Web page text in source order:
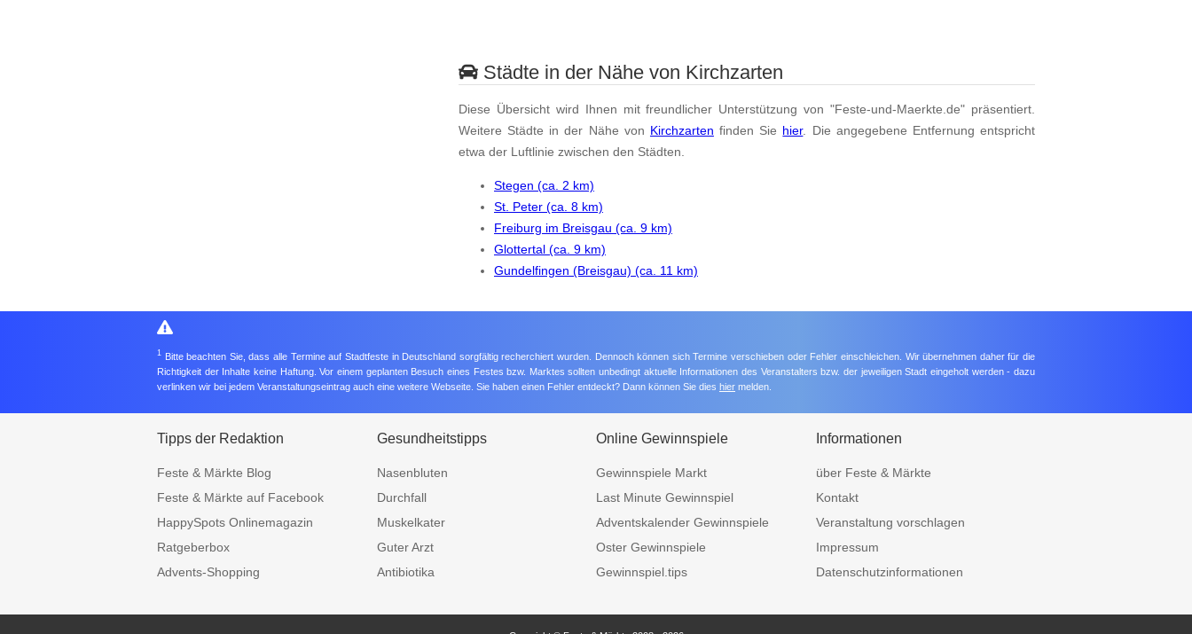
Städte in der Nähe von Kirchzarten
Diese Übersicht wird Ihnen mit freundlicher Unterstützung von "Feste-und-Maerkte.de" präsentiert.
Weitere Städte in der Nähe von Kirchzarten finden Sie hier. Die angegebene Entfernung entspricht
etwa der Luftlinie zwischen den Städten.
Stegen (ca. 2 km)
St. Peter (ca. 8 km)
Freiburg im Breisgau (ca. 9 km)
Glottertal (ca. 9 km)
Gundelfingen (Breisgau) (ca. 11 km)
1 Bitte beachten Sie, dass alle Termine auf Stadtfeste in Deutschland sorgfältig recherchiert wurden. Dennoch können sich Termine verschieben oder Fehler einschleichen. Wir übernehmen daher für die
Richtigkeit der Inhalte keine Haftung. Vor einem geplanten Besuch eines Festes bzw. Marktes sollten unbedingt aktuelle Informationen des Veranstalters bzw. der jeweiligen Stadt eingeholt werden - dazu
verlinken wir bei jedem Veranstaltungseintrag auch eine weitere Webseite. Sie haben einen Fehler entdeckt? Dann können Sie dies hier melden.
Tipps der Redaktion
Feste & Märkte Blog
Feste & Märkte auf Facebook
HappySpots Onlinemagazin
Ratgeberbox
Advents-Shopping
Gesundheitstipps
Nasenbluten
Durchfall
Muskelkater
Guter Arzt
Antibiotika
Online Gewinnspiele
Gewinnspiele Markt
Last Minute Gewinnspiel
Adventskalender Gewinnspiele
Oster Gewinnspiele
Gewinnspiel.tips
Informationen
über Feste & Märkte
Kontakt
Veranstaltung vorschlagen
Impressum
Datenschutzinformationen